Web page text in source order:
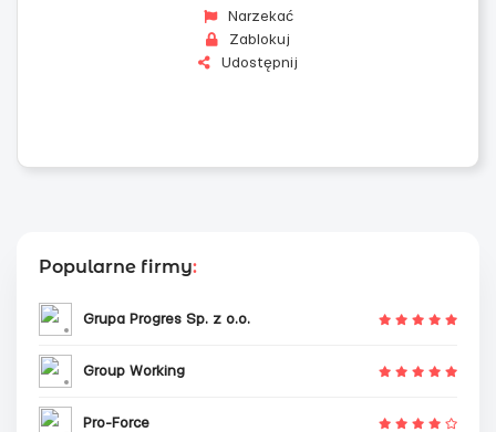
Narzekać
Zablokuj
Udostępnij
Popularne firmy:
Grupa Progres Sp. z o.o.
Group Working
Pro-Force